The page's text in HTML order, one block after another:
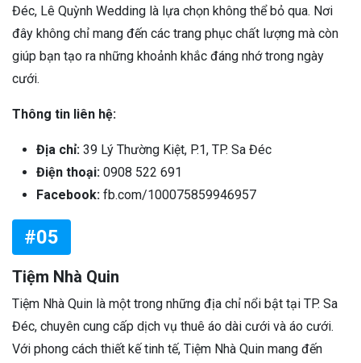
Đéc, Lê Quỳnh Wedding là lựa chọn không thể bỏ qua. Nơi
đây không chỉ mang đến các trang phục chất lượng mà còn
giúp bạn tạo ra những khoảnh khắc đáng nhớ trong ngày
cưới.
Thông tin liên hệ:
Địa chỉ: 39 Lý Thường Kiệt, P.1, TP. Sa Đéc
Điện thoại: 0908 522 691
Facebook: fb.com/100075859946957
#05
Tiệm Nhà Quin
Tiệm Nhà Quin là một trong những địa chỉ nổi bật tại TP. Sa
Đéc, chuyên cung cấp dịch vụ thuê áo dài cưới và áo cưới.
Với phong cách thiết kế tinh tế, Tiệm Nhà Quin mang đến